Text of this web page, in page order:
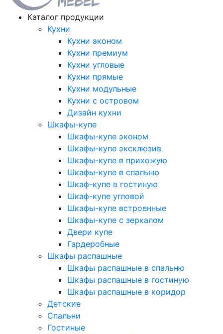
Каталог продукции
Кухни
Кухни эконом
Кухни премиум
Кухни угловые
Кухни прямые
Кухни модульные
Кухни с островом
Дизайн кухни
Шкафы-купе
Шкафы-купе эконом
Шкафы-купе эксклюзив
Шкафы-купе в прихожую
Шкафы-купе в спальню
Шкаф-купе в гостиную
Шкаф-купе угловой
Шкафы-купе встроенные
Шкафы-купе с зеркалом
Двери купе
Гардеробные
Шкафы распашные
Шкафы распашные в спальню
Шкафы распашные в гостиную
Шкафы распашные в коридор
Детские
Спальни
Гостиные